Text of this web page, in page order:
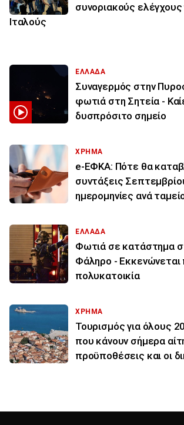
συνοριακούς ελέγχους
Ιταλούς
ΕΛΛΑΔΑ
Συναγερμός στην
φωτιά στη Σητεία -
δυσπρόσιτο σημείο
ΧΡΗΜΑ
e-ΕΦΚΑ: Πότε θα
συντάξεις
ημερομηνίες ανά
ΕΛΛΑΔΑ
Φωτιά σε κατάστημα
Φάληρο - Εκκενώνεται
πολυκατοικία
ΧΡΗΜΑ
Τουρισμός για όλους
που κάνουν σήμερα
προϋποθέσεις και οι